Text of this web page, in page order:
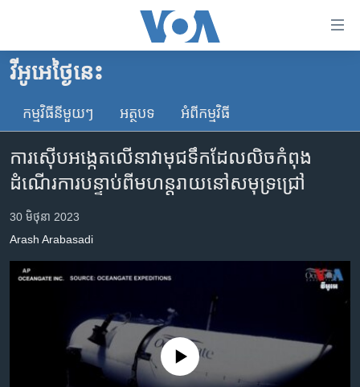
គេហទំព័រ​
ទាក់ទង
និង​
ចូល​
ទំព័រ​
ព័ត៌មាន​​
ម្តង
រំលង​
កម្ពុជា
អន្តរជាតិ
ចិន
កម្ពុជាច្នៃប្រតិដ្ឋ
កម្មវិធីទាំងអស់
វីអូអេថ្ងៃនេះ
កម្មវិធី​នីមួយៗ អត្ថបទ​ អំពី​កម្មវិធី​
ការស៊ើបអង្កេត​លើ​នាវា​មុជទឹក​ដែល​លិច​កំពុង​
ដំណើរការ​បន្ទាប់ពី​មហន្តរាយ​នៅ​សមុទ្រ​ជ្រៅ
30 មិថុនា 2023
Arash Arabasadi
No media source currently available